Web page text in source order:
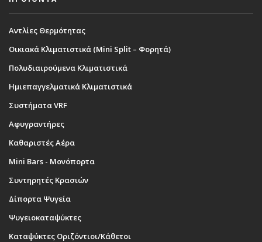
Αντλίες Θερμότητας
Οικιακά Κλιματιστικά (Mini Split – Φορητά)
Πολυδιαιρούμενα Κλιματιστικά
Ημιεπαγγελματικά Κλιματιστικά
Συστήματα VRF
Αφυγραντήρες
Καθαριστές Αέρα
Mini Bars - Μονόπορτα
Συντηρητές Κρασιών
Δίπορτα Ψυγεία
Ψυγειοκαταψύκτες
Καταψύκτες Οριζόντιοι/Κάθετοι